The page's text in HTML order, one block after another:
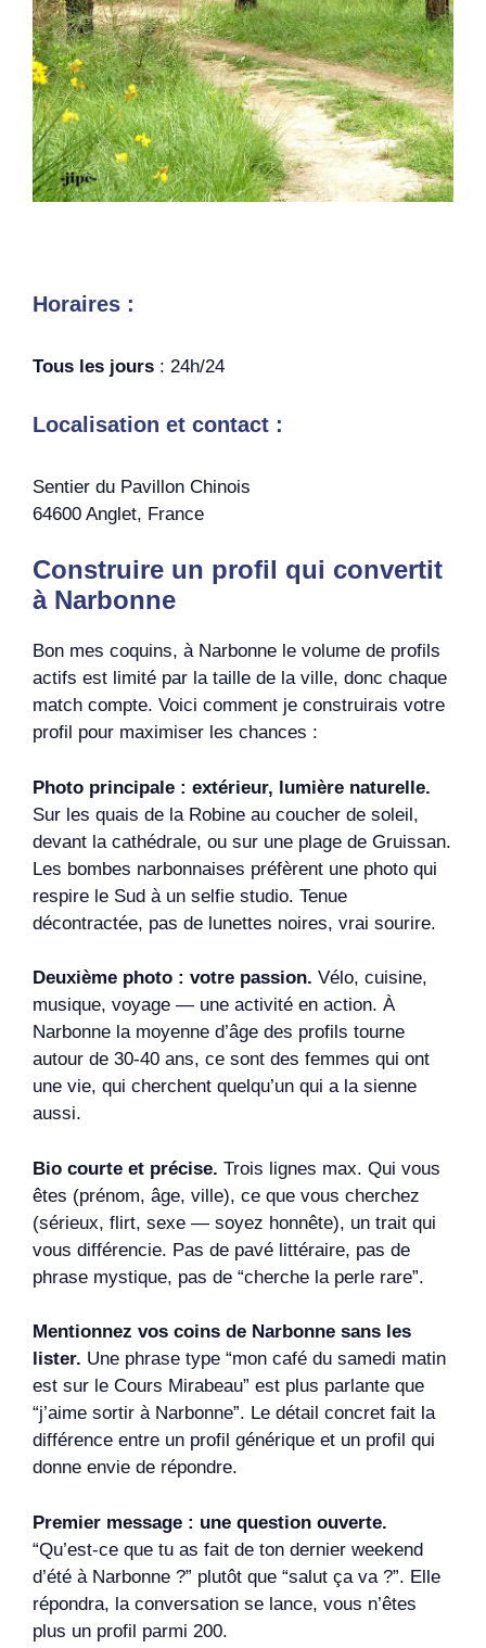
Horaires :
Tous les jours : 24h/24
Localisation et contact :
Sentier du Pavillon Chinois
64600 Anglet, France
Construire un profil qui convertit
à Narbonne
Bon mes coquins, à Narbonne le volume de profils
actifs est limité par la taille de la ville, donc chaque
match compte. Voici comment je construirais votre
profil pour maximiser les chances :
Photo principale : extérieur, lumière naturelle.
Sur les quais de la Robine au coucher de soleil,
devant la cathédrale, ou sur une plage de Gruissan.
Les bombes narbonnaises préfèrent une photo qui
respire le Sud à un selfie studio. Tenue
décontractée, pas de lunettes noires, vrai sourire.
Deuxième photo : votre passion. Vélo, cuisine,
musique, voyage — une activité en action. À
Narbonne la moyenne d’âge des profils tourne
autour de 30-40 ans, ce sont des femmes qui ont
une vie, qui cherchent quelqu’un qui a la sienne
aussi.
Bio courte et précise. Trois lignes max. Qui vous
êtes (prénom, âge, ville), ce que vous cherchez
(sérieux, flirt, sexe — soyez honnête), un trait qui
vous différencie. Pas de pavé littéraire, pas de
phrase mystique, pas de “cherche la perle rare”.
Mentionnez vos coins de Narbonne sans les
lister. Une phrase type “mon café du samedi matin
est sur le Cours Mirabeau” est plus parlante que
“j’aime sortir à Narbonne”. Le détail concret fait la
différence entre un profil générique et un profil qui
donne envie de répondre.
Premier message : une question ouverte.
“Qu’est-ce que tu as fait de ton dernier weekend
d’été à Narbonne ?” plutôt que “salut ça va ?”. Elle
répondra, la conversation se lance, vous n’êtes
plus un profil parmi 200.